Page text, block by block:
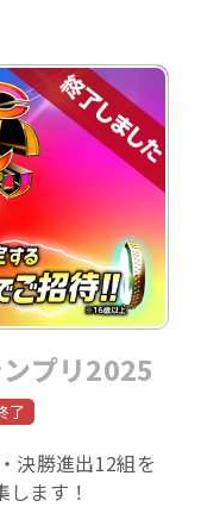
プリ2025
決勝進出12組を
ます！